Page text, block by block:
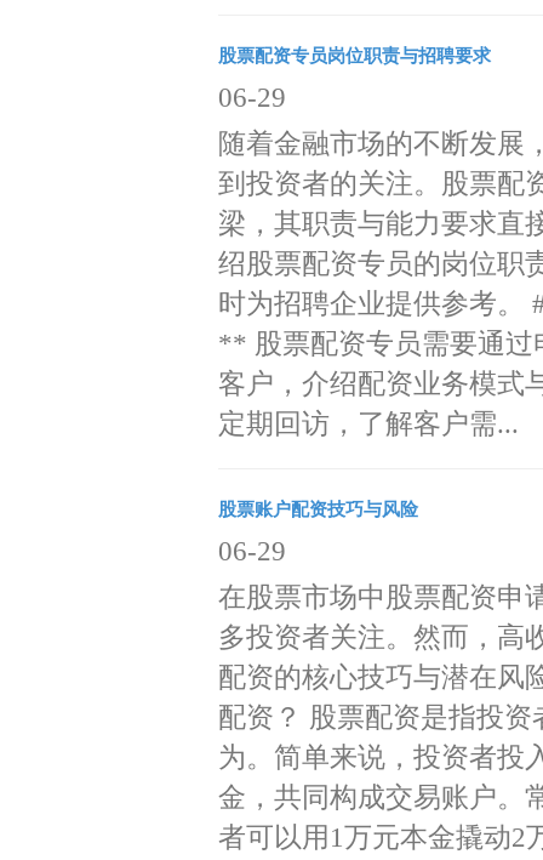
股票配资专员岗位职责与招聘要求
06-29
随着金融市场的不断发展
到投资者的关注。股票配
梁，其职责与能力要求直
绍股票配资专员的岗位职
时为招聘企业提供参考。
** 股票配资专员需要通过
客户，介绍配资业务模式
定期回访，了解客户需...
股票账户配资技巧与风险
06-29
在股票市场中股票配资申
多投资者关注。然而，高
配资的核心技巧与潜在风
配资？ 股票配资是指投
为。简单来说，投资者投
金，共同构成交易账户。
者可以用1万元本金撬动2